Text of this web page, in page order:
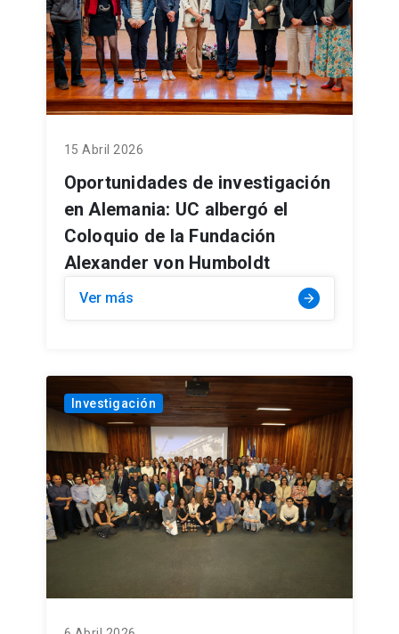
15 Abril 2026
Oportunidades de investigación
en Alemania: UC albergó el
Coloquio de la Fundación
Alexander von Humboldt
Ver más arrow_forward
Investigación